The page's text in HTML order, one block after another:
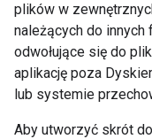
plików w
należących do innych
odwołujące się do
aplikację poza
lub systemie
Aby utworzyć skrót